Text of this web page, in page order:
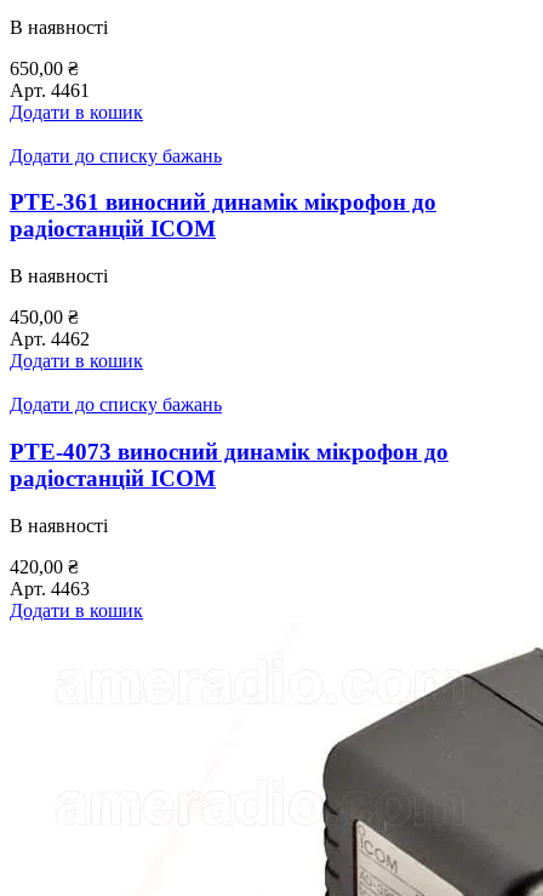
В наявності
650,00 ₴
Арт. 4461
Додати в кошик
Додати до списку бажань
PTE-361 виносний динамік мікрофон до
радіостанцій ICOM
В наявності
450,00 ₴
Арт. 4462
Додати в кошик
Додати до списку бажань
PTE-4073 виносний динамік мікрофон до
радіостанцій ICOM
В наявності
420,00 ₴
Арт. 4463
Додати в кошик